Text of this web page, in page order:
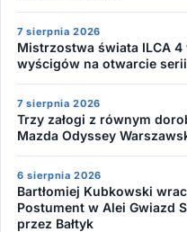
7 sierpnia 2026
Mistrzostwa świata ILCA
wyścigów na otwarcie
7 sierpnia 2026
Trzy załogi z równym
Mazda Odyssey
6 sierpnia 2026
Bartłomiej Kubkowski
Postument w Alei Gwiazd
przez Bałtyk